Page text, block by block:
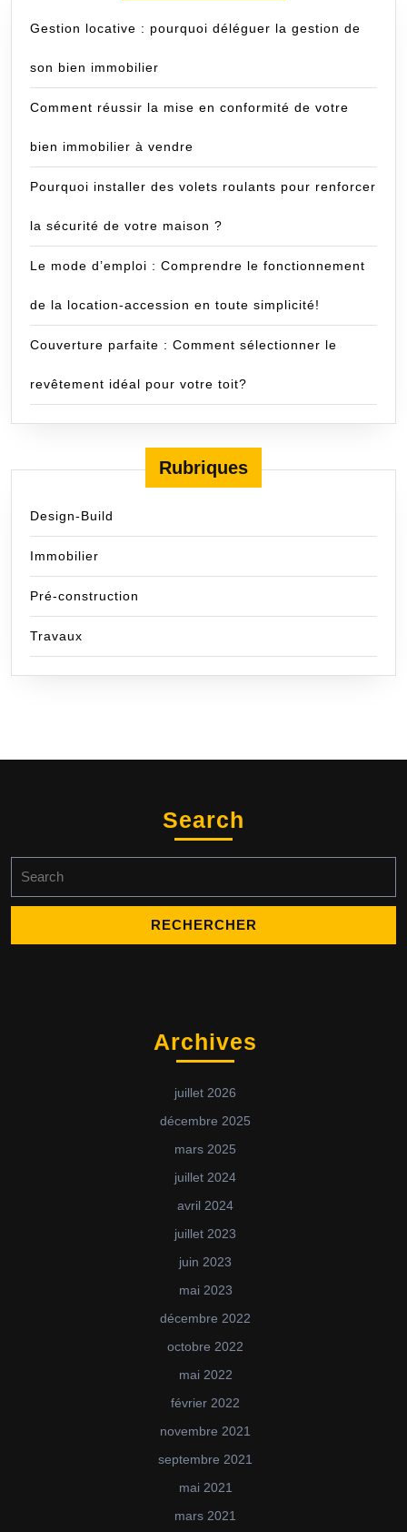
Gestion locative : pourquoi déléguer la gestion de
son bien immobilier
Comment réussir la mise en conformité de votre
bien immobilier à vendre
Pourquoi installer des volets roulants pour renforcer
la sécurité de votre maison ?
Le mode d’emploi : Comprendre le fonctionnement
de la location-accession en toute simplicité!
Couverture parfaite : Comment sélectionner le
revêtement idéal pour votre toit?
Rubriques
Design-Build
Immobilier
Pré-construction
Travaux
Search
for:
Archives
juillet 2026
décembre 2025
mars 2025
juillet 2024
avril 2024
juillet 2023
juin 2023
mai 2023
décembre 2022
octobre 2022
mai 2022
février 2022
novembre 2021
septembre 2021
mai 2021
mars 2021